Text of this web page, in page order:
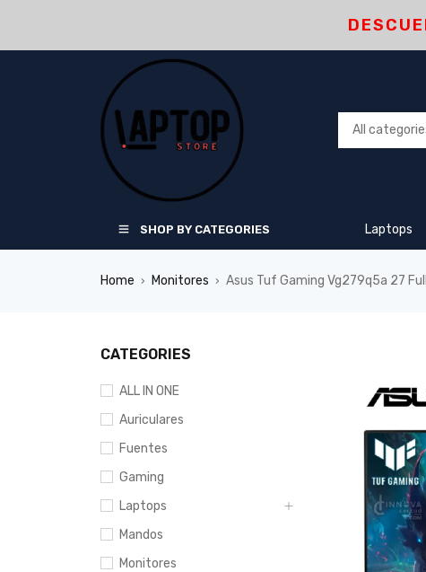
SHOP BY CATEGORIES Laptops
Home › Monitores › Asus Tuf Gaming Vg279q5a 27
CATEGORIES
ALL IN ONE
Auriculares
Fuentes
Gaming
Laptops
Mandos
Monitores